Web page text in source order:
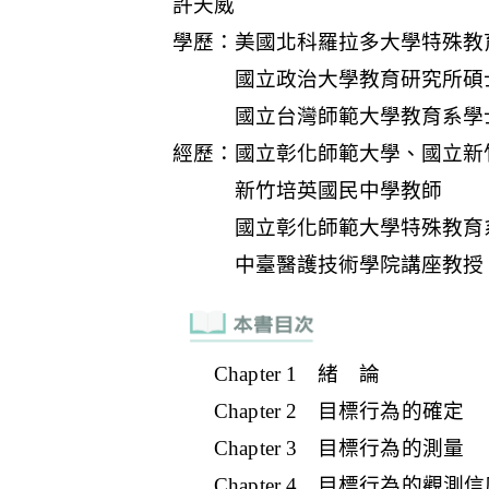
Chapter 1 緒 論
Chapter 2 目標行為的確定
Chapter 3 目標行為的測量